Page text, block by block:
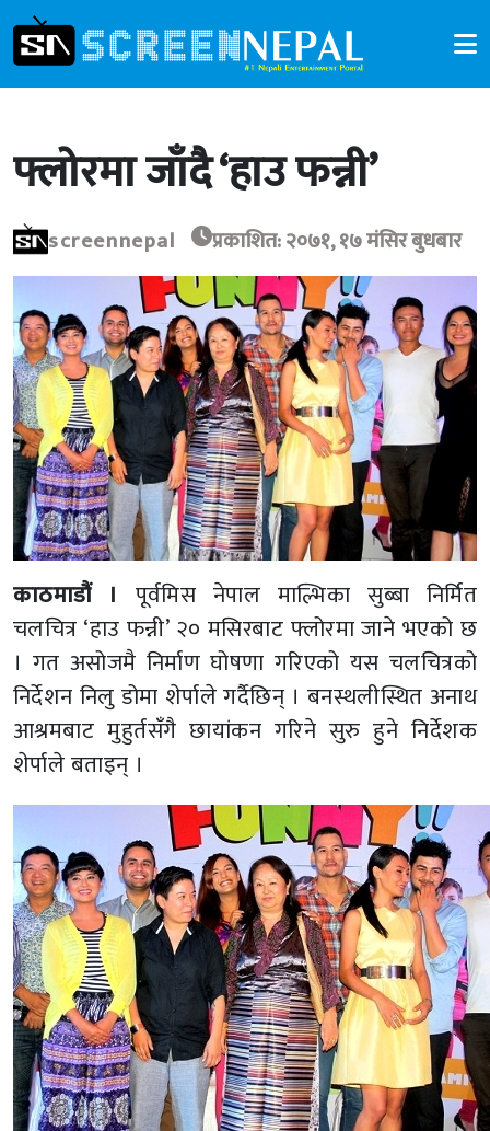
फ्लोरमा जाँदै ‘हाउ फन्नी’
screennepal प्रकाशित: २०७१, १७ मंसिर बुधबार
काठमाडौं । पूर्वमिस नेपाल माल्भिका सुब्बा निर्मित
चलचित्र ‘हाउ फन्नी’ २० मसिरबाट फ्लोरमा जाने भएको छ
। गत असोजमै निर्माण घोषणा गरिएको यस चलचित्रको
निर्देशन निलु डोमा शेर्पाले गर्दैछिन् । बनस्थलीस्थित अनाथ
आश्रमबाट मुहुर्तसँगै छायांकन गरिने सुरु हुने निर्देशक
शेर्पाले बताइन् ।